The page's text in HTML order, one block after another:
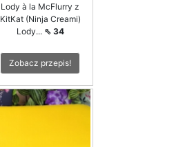
Lody à la McFlurry z
KitKat (Ninja Creami)
Lody... ⇖ 34
Zobacz przepis!